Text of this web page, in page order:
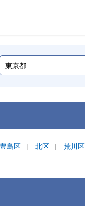
豊島区 北区 荒川区